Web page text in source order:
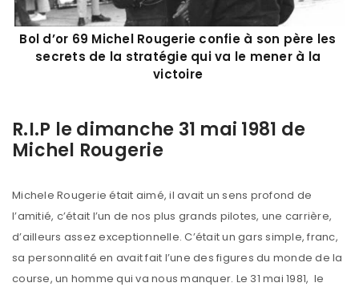
Bol d’or 69 Michel Rougerie confie à son père les
secrets de la stratégie qui va le mener à la
victoire
R.I.P le dimanche 31 mai 1981 de
Michel Rougerie
Michele Rougerie était aimé, il avait un sens profond de
l’amitié, c’était l’un de nos plus grands pilotes, une carrière,
d’ailleurs assez exceptionnelle. C’était un gars simple, franc,
sa personnalité en avait fait l’une des figures du monde de la
course, un homme qui va nous manquer. Le 31 mai 1981, le